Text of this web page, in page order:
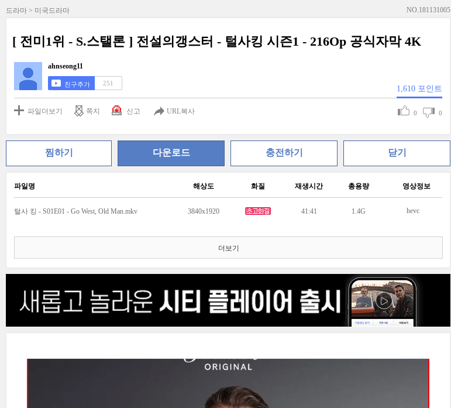
드라마 > 미국드라마 NO.181131005
[ 전미1위 - S.스탤론 ] 전설의갱스터 - 털사킹 시즌1 - 216Op 공식자막 4K
ahnseong11
친구추가 251
1,610 포인트
파일더보기 쪽지 신고 URL복사 0 0
찜하기 다운로드 충전하기 닫기
파일명 해상도 화질 재생시간 총용량 영상정보
털사 킹 - S01E01 - Go West, Old Man.mkv 3840x1920 41:41 1.4G hevc
더보기